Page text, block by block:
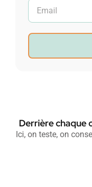
Derrière chaque
Ici, on teste, on